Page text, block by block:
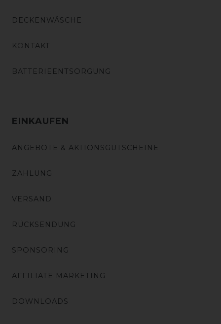
DECKENWÄSCHE
KONTAKT
BATTERIEENTSORGUNG
EINKAUFEN
ANGEBOTE & AKTIONSGUTSCHEINE
ZAHLUNG
VERSAND
RÜCKSENDUNG
SPONSORING
AFFILIATE MARKETING
DOWNLOADS